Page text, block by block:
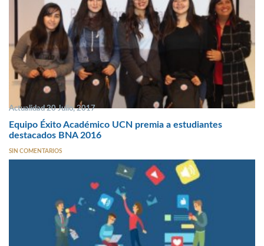
Actualidad 20 Julio, 2017
Equipo Éxito Académico UCN premia a estudiantes
destacados BNA 2016
SIN COMENTARIOS